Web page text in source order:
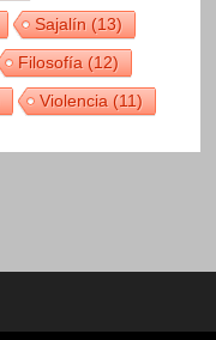
Sajalín(13)
Filosofía(12)
Violencia(11)